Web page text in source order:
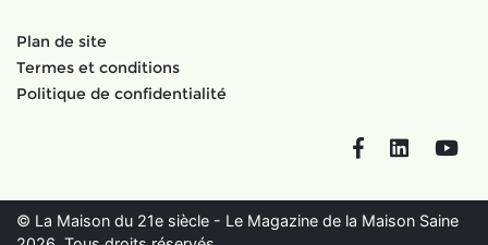
Plan de site
Termes et conditions
Politique de confidentialité
FacebookLinkedIn
© La Maison du 21e siècle - Le Magazine de la Maison Saine